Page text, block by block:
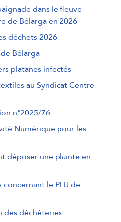
dans le fleuve
de Bélarga en 2026
déchets 2026
Bélarga
platanes infectés
au Syndicat Centre
n°2025/76
Numérique pour les
déposer une plainte en
le PLU de
des déchèteries